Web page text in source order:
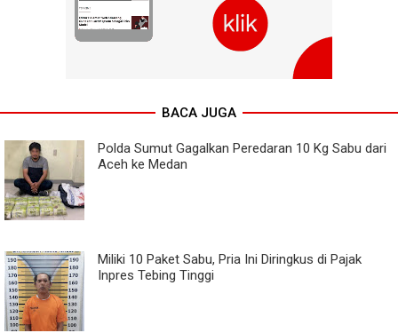
BACA JUGA
Polda Sumut Gagalkan Peredaran 10 Kg Sabu dari
Aceh ke Medan
Miliki 10 Paket Sabu, Pria Ini Diringkus di Pajak
Inpres Tebing Tinggi